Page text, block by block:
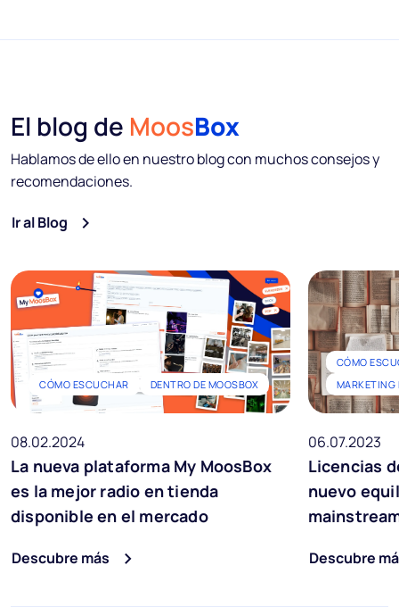
El blog de MoosBox
Hablamos de ello en nuestro blog con muchos consejos y
recomendaciones.
Ir al Blog
CÓMO ESCUCHAR DENTRO DE MOOSBOX
08.02.2024
La nueva plataforma My MoosBox
es la mejor radio en tienda
disponible en el mercado
Descubre más
CÓMO
MARKETING
06.07.2023
Licencias
nuevo
Descubre